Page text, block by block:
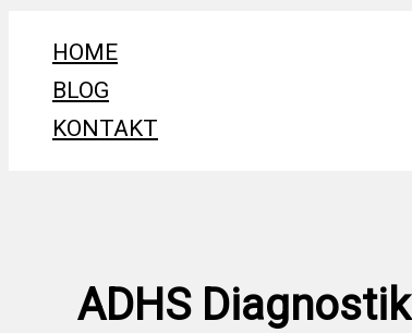
Inhalt
springen
HOME
BLOG
KONTAKT
ADHS Diagnostik